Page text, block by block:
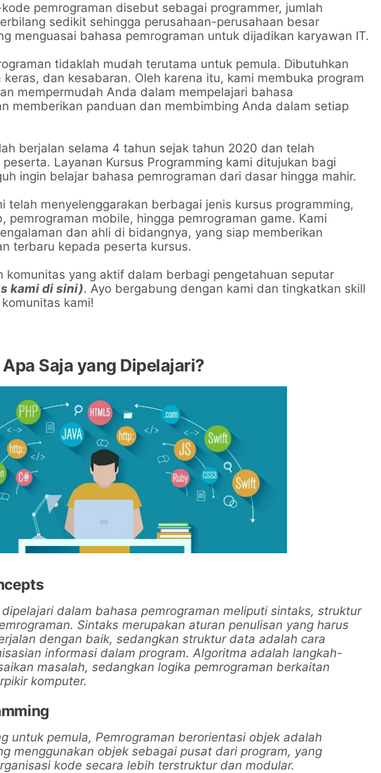
pemrograman disebut sebagai programmer, jumlah
sedikit sehingga perusahaan-perusahaan besar
menguasai bahasa pemrograman untuk dijadikan karyawan IT.
tidaklah mudah terutama untuk pemula. Dibutuhkan
dan kesabaran. Oleh karena itu, kami membuka program
mempermudah Anda dalam mempelajari bahasa
memberikan panduan dan membimbing Anda dalam setiap
berjalan selama 4 tahun sejak tahun 2020 dan telah
Layanan Kursus Programming kami ditujukan bagi
ingin belajar bahasa pemrograman dari dasar hingga mahir.
telah menyelenggarakan berbagai jenis kursus programming,
pemrograman mobile, hingga pemrograman game. Kami
dan ahli di bidangnya, yang siap memberikan
terbaru kepada peserta kursus.
komunitas yang aktif dalam berbagi pengetahuan seputar
kami di sini). Ayo bergabung dengan kami dan tingkatkan skill
kami!
Apa Saja yang Dipelajari?
dalam bahasa pemrograman meliputi sintaks, struktur
Sintaks merupakan aturan penulisan yang harus
dengan baik, sedangkan struktur data adalah cara
informasi dalam program. Algoritma adalah langkah-
masalah, sedangkan logika pemrograman berkaitan
komputer.
untuk pemula, Pemrograman berorientasi objek adalah
menggunakan objek sebagai pusat dari program, yang
kode secara lebih terstruktur dan modular.